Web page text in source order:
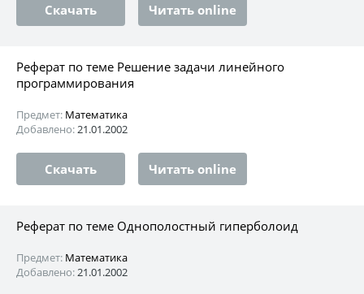
Скачать Читать online
Реферат по теме Решение задачи линейного
программирования
Предмет: Математика
Добавлено:21.01.2002
Скачать Читать online
Реферат по теме Однополостный гиперболоид
Предмет: Математика
Добавлено:21.01.2002